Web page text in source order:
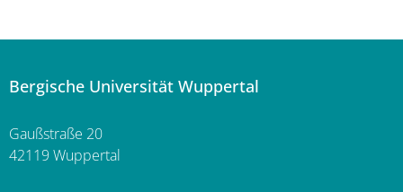
Bergische Universität Wuppertal
Gaußstraße 20
42119 Wuppertal